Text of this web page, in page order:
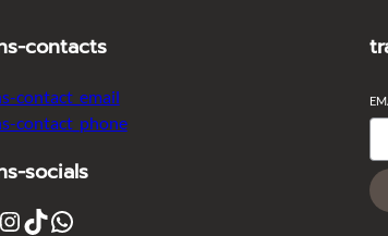
contacts
contact_email
contact_phone
socials
Instagram TikTok WhatsApp